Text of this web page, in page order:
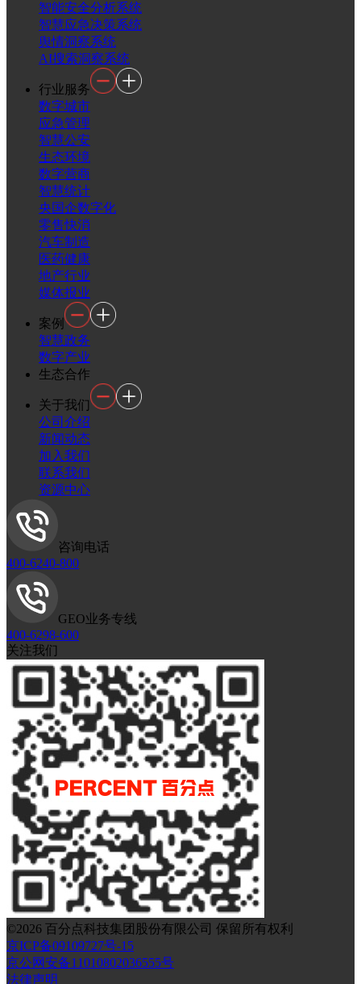
智能安全分析系统
智慧应急决策系统
舆情洞察系统
AI搜索洞察系统
行业服务
数字城市
应急管理
智慧公安
生态环境
数字营商
智慧统计
央国企数字化
零售快消
汽车制造
医药健康
地产行业
媒体报业
案例
智慧政务
数字产业
生态合作
关于我们
公司介绍
新闻动态
加入我们
联系我们
资源中心
咨询电话
400-6240-800
GEO业务专线
400-6298-600
关注我们
©2026 百分点科技集团股份有限公司 保留所有权利
京ICP备09109727号-15
京公网安备11010802036555号
法律声明